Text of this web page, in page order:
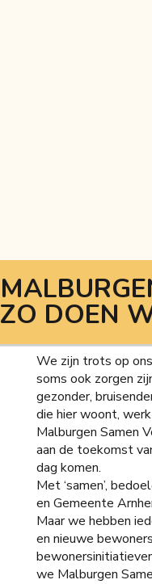
ZO DOEN
We zijn trots op
soms ook zorgen
gezonder,
die hier woont,
Malburgen Samen
aan de toekomst
dag komen.
Met ‘samen’,
en Gemeente
Maar we hebben
en nieuwe
we Malburgen